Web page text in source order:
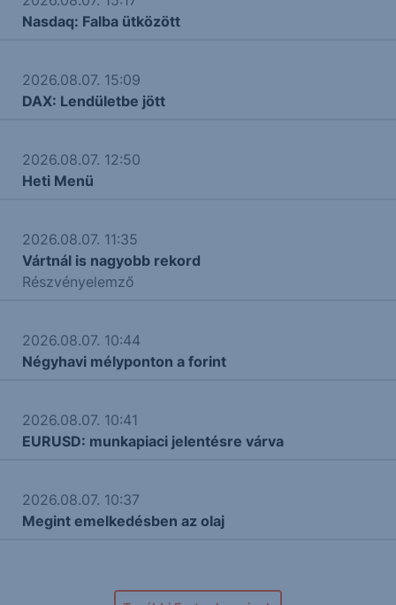
Nasdaq: Falba ütközött
2026.08.07. 15:09
DAX: Lendületbe jött
2026.08.07. 12:50
Heti Menü
2026.08.07. 11:35
Vártnál is nagyobb rekord
Részvényelemző
2026.08.07. 10:44
Négyhavi mélyponton a forint
2026.08.07. 10:41
EURUSD: munkapiaci jelentésre várva
2026.08.07. 10:37
Megint emelkedésben az olaj